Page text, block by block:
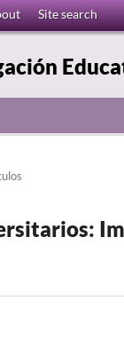
Site search